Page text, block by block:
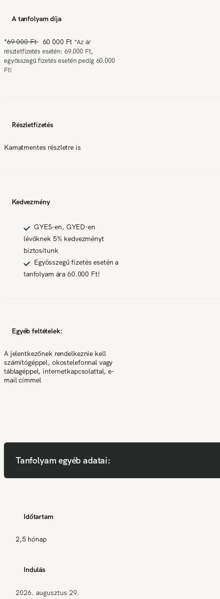
A tanfolyam díja
*69 000 Ft 60 000 Ft *Az ár
részletfizetés esetén: 69.000 Ft,
egyösszegű fizetés esetén pedig 60.000
Ft!
Részletfizetés
Kamatmentes részletre is
Kedvezmény
GYES-en, GYED-en
lévőknek 5% kedvezményt
biztosítunk
Egyösszegű fizetés esetén a
tanfolyam ára 60.000 Ft!
Egyéb feltételek:
A jelentkezőnek rendelkeznie kell
számítógéppel, okostelefonnal vagy
táblagéppel, internetkapcsolattal, e-
mail címmel
Tanfolyam egyéb adatai:
Időtartam
2,5 hónap
Indulás
2026. augusztus 29.